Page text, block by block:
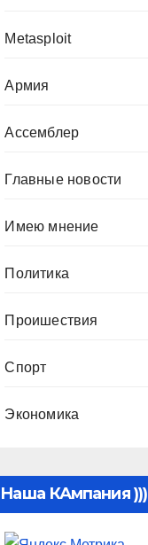
Metasploit
Армия
Ассемблер
Главные новости
Имею мнение
Политика
Проишествия
Спорт
Экономика
Наша КАмпания )))